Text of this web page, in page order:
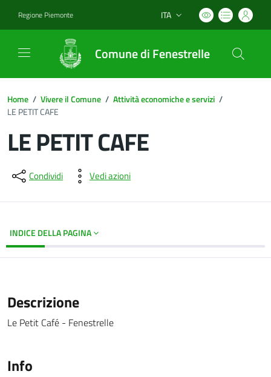
Regione Piemonte Lingua attiva:
ITA
Comune di Fenestrelle
Home / Vivere il Comune / Attività economiche e servizi /
LE PETIT CAFE
LE PETIT CAFE
Dettagli del documento
Condividi Vedi azioni
INDICE DELLA PAGINA
Descrizione
Le Petit Café - Fenestrelle
Info